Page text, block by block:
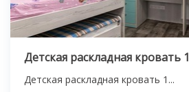
Детская раскладная кровать 1
Детская раскладная кровать 1...